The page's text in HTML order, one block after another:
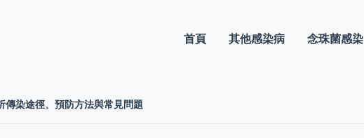
首頁 其他感染病 念珠菌感染
傳染途徑、預防方法與常見問題